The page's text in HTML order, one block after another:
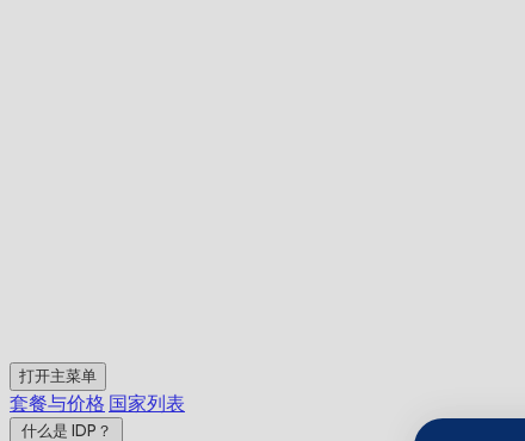
打开主菜单
套餐与价格 国家列表
什么是 IDP？